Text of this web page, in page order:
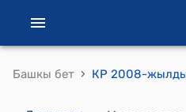
Башкы бет ›